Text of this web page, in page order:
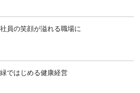
員の笑顔が溢れる職場に
ではじめる健康経営